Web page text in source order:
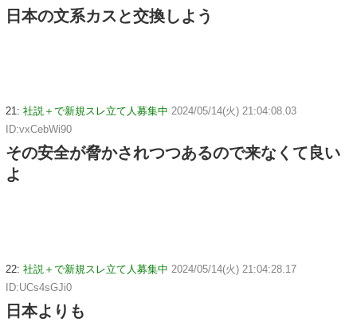
日本の文系カスと交換しよう
21: 社説＋で新規スレ立て人募集中 2024/05/14(火) 21:04:08.03
ID:vxCebWi90
その安全が脅かされつつあるので来なくて良い
よ
22: 社説＋で新規スレ立て人募集中 2024/05/14(火) 21:04:28.17
ID:UCs4sGJi0
日本よりも